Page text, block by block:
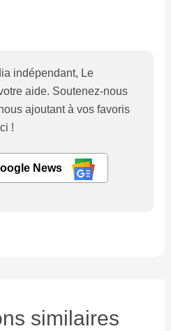
indépendant, Le
aide. Soutenez-nous
ajoutant à vos favoris
!
News
similaires